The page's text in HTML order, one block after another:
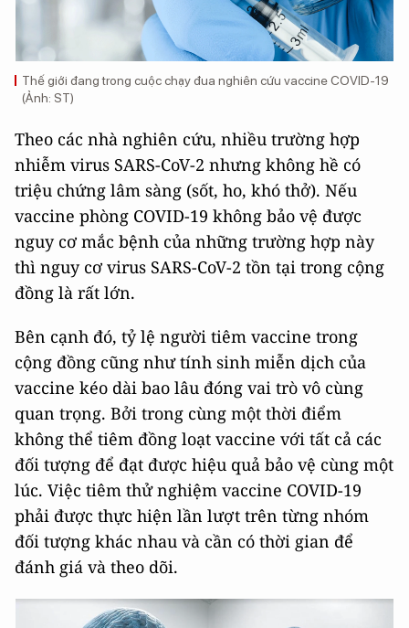
Thế giới đang trong cuộc chạy đua nghiên cứu vaccine COVID-19
(Ảnh: ST)
Theo các nhà nghiên cứu, nhiều trường hợp
nhiễm virus SARS-CoV-2 nhưng không hề có
triệu chứng lâm sàng (sốt, ho, khó thở). Nếu
vaccine phòng COVID-19 không bảo vệ được
nguy cơ mắc bệnh của những trường hợp này
thì nguy cơ virus SARS-CoV-2 tồn tại trong cộng
đồng là rất lớn.
Bên cạnh đó, tỷ lệ người tiêm vaccine trong
cộng đồng cũng như tính sinh miễn dịch của
vaccine kéo dài bao lâu đóng vai trò vô cùng
quan trọng. Bởi trong cùng một thời điểm
không thể tiêm đồng loạt vaccine với tất cả các
đối tượng để đạt được hiệu quả bảo vệ cùng một
lúc. Việc tiêm thử nghiệm vaccine COVID-19
phải được thực hiện lần lượt trên từng nhóm
đối tượng khác nhau và cần có thời gian để
đánh giá và theo dõi.